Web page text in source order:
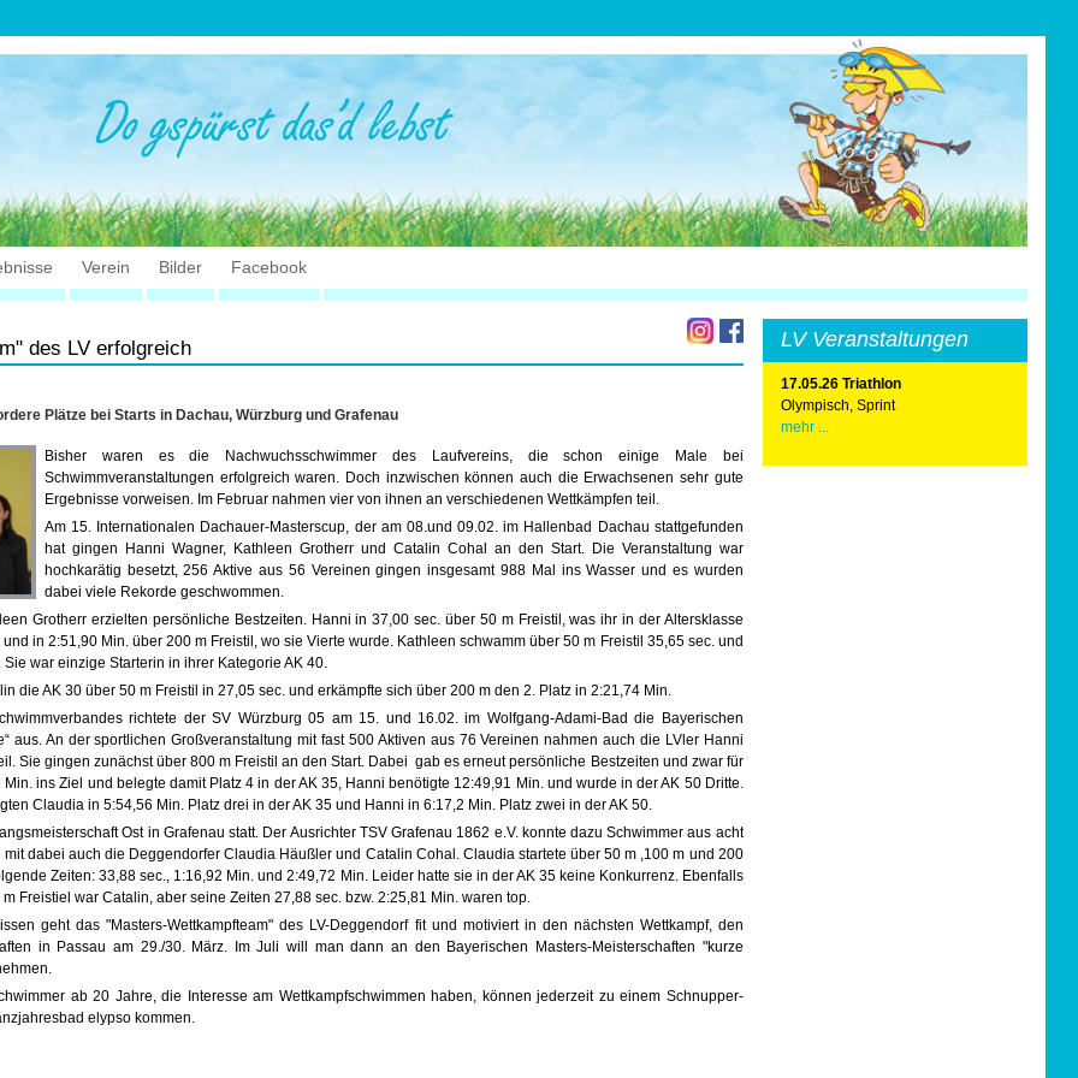
Verein Bilder Facebook
des LV erfolgreich
Plätze bei Starts in Dachau, Würzburg und Grafenau
Bisher waren es die Nachwuchsschwimmer des Laufvereins, die schon einige Male bei
Schwimmveranstaltungen erfolgreich waren. Doch inzwischen können auch die Erwachsenen sehr gute
Ergebnisse vorweisen. Im Februar nahmen vier von ihnen an verschiedenen Wettkämpfen teil.
Am 15. Internationalen Dachauer-Masterscup, der am 08.und 09.02. im Hallenbad Dachau stattgefunden
hat gingen Hanni Wagner, Kathleen Grotherr und Catalin Cohal an den Start. Die Veranstaltung war
hochkarätig besetzt, 256 Aktive aus 56 Vereinen gingen insgesamt 988 Mal ins Wasser und es wurden
dabei viele Rekorde geschwommen.
Grotherr erzielten persönliche Bestzeiten. Hanni in 37,00 sec. über 50 m Freistil, was ihr in der Altersklasse
in 2:51,90 Min. über 200 m Freistil, wo sie Vierte wurde. Kathleen schwamm über 50 m Freistil 35,65 sec. und
war einzige Starterin in ihrer Kategorie AK 40.
die AK 30 über 50 m Freistil in 27,05 sec. und erkämpfte sich über 200 m den 2. Platz in 2:21,74 Min.
richtete der SV Würzburg 05 am 15. und 16.02. im Wolfgang-Adami-Bad die Bayerischen
aus. An der sportlichen Großveranstaltung mit fast 500 Aktiven aus 76 Vereinen nahmen auch die LVler Hanni
Sie gingen zunächst über 800 m Freistil an den Start. Dabei gab es erneut persönliche Bestzeiten und zwar für
ins Ziel und belegte damit Platz 4 in der AK 35, Hanni benötigte 12:49,91 Min. und wurde in der AK 50 Dritte.
Claudia in 5:54,56 Min. Platz drei in der AK 35 und Hanni in 6:17,2 Min. Platz zwei in der AK 50.
Ost in Grafenau statt. Der Ausrichter TSV Grafenau 1862 e.V. konnte dazu Schwimmer aus acht
dabei auch die Deggendorfer Claudia Häußler und Catalin Cohal. Claudia startete über 50 m ,100 m und 200
Zeiten: 33,88 sec., 1:16,92 Min. und 2:49,72 Min. Leider hatte sie in der AK 35 keine Konkurrenz. Ebenfalls
Freistiel war Catalin, aber seine Zeiten 27,88 sec. bzw. 2:25,81 Min. waren top.
geht das "Masters-Wettkampfteam" des LV-Deggendorf fit und motiviert in den nächsten Wettkampf, den
in Passau am 29./30. März. Im Juli will man dann an den Bayerischen Masters-Meisterschaften "kurze
ab 20 Jahre, die Interesse am Wettkampfschwimmen haben, können jederzeit zu einem Schnupper-
elypso kommen.
LV Veranstaltungen
17.05.26 Triathlon
Olympisch, Sprint
mehr ...